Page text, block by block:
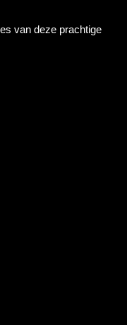
van deze prachtige